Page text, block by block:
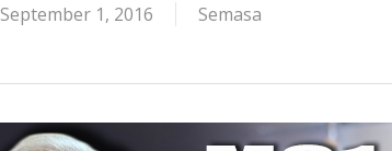
September 1, 2016 Semasa